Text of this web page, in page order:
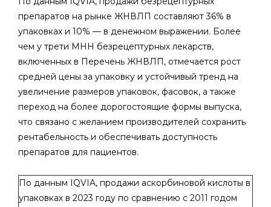
препаратов на рынке ЖНВЛП составляют 36% в
упаковках и 10% — в денежном выражении. Более
чем у трети МНН безрецептурных лекарств,
включенных в Перечень ЖНВЛП, отмечается рост
средней цены за упаковку и устойчивый тренд на
увеличение размеров упаковок, фасовок, а также
переход на более дорогостоящие формы выпуска,
что связано с желанием производителей сохранить
рентабельность и обеспечивать доступность
препаратов для пациентов.
По данным IQVIA, продажи аскорбиновой кислоты в
упаковках в 2023 году по сравнению с 2011 годом